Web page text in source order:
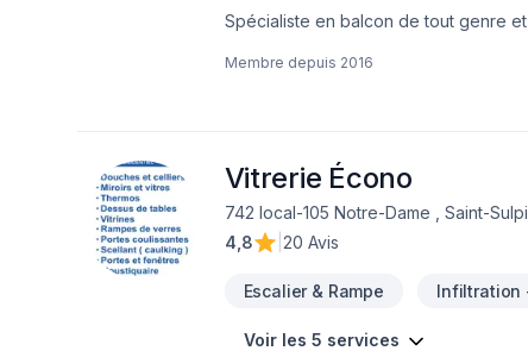
Spécialiste en balcon de tout genre
Membre depuis 2016
Vitrerie Écono
742 local-105 Notre-Dame , Saint-
4,8
20 Avis
Escalier & Rampe Infiltration
Voir les 5 services